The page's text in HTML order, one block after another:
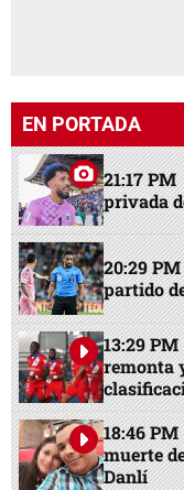
EN PORTADA
21:17 PM
privada
20:29
partido
13:29 PM
remonta
18:46 PM
muerte
Danlí